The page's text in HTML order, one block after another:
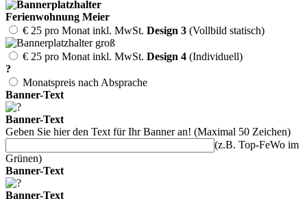
Ferienwohnung Meier
€ 25 pro Monat inkl. MwSt. Design 3 (Vollbild statisch)
€ 25 pro Monat inkl. MwSt. Design 4 (Individuell)
?
Monatspreis nach Absprache
Banner-Text
Banner-Text
Geben Sie hier den Text für Ihr Banner an! (Maximal 50 Zeichen)
(z.B. Top-FeWo im
Grünen)
Banner-Text
Banner-Text